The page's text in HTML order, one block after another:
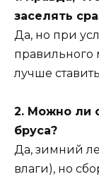
заселять
Да, но при
правильного
лучше
2. Можно ли
бруса?
Да, зимний
влаги), но